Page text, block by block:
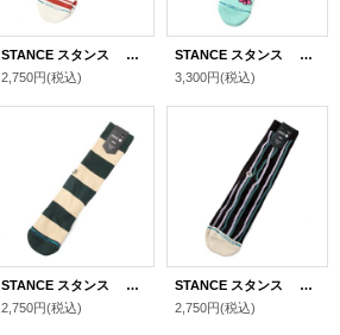
STANCE スタンス ソックス "CABIN DAYS CREW " [CANVAS]
2,750円(税込)
STANCE スタンス ソックス "９９CENTS CREW " [JADE]
3,300円(税込)
STANCE スタンス ソックス "NEP STRIPE CREW " [PIN]
2,750円(税込)
STANCE スタンス ソックス "KELP CREW " [CHACOAL]
2,750円(税込)